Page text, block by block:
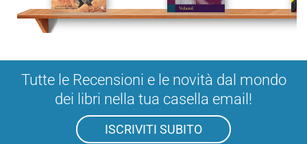
Tutte le Recensioni e le novità dal mondo
dei libri nella tua casella email!
ISCRIVITI SUBITO